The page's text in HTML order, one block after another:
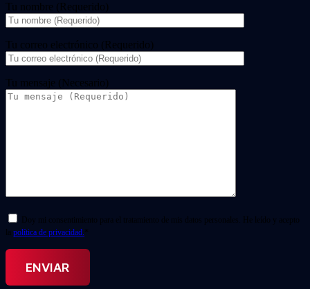
Tu nombre (Requerido)
Tu correo electrónico (Requerido)
Tu mensaje (Necesario)
Doy mi consentimiento para el tratamiento de mis datos personales. He leído y acepto
la política de privacidad. *